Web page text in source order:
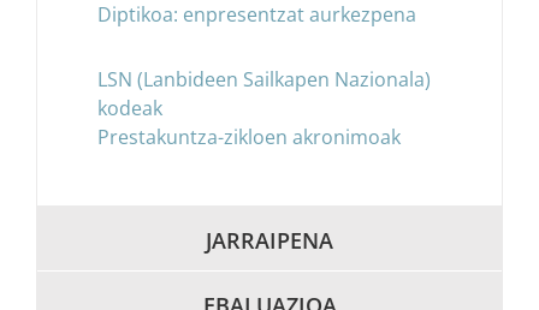
Diptikoa: enpresentzat aurkezpena
LSN (Lanbideen Sailkapen Nazionala)
kodeak
Prestakuntza-zikloen akronimoak
JARRAIPENA